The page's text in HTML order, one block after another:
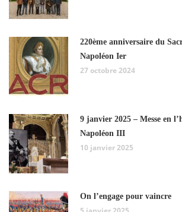
220ème anniversaire du
Napoléon Ier
27 octobre 2024
9 janvier 2025 – Messe en
Napoléon III
10 janvier 2025
On l’engage pour vaincre